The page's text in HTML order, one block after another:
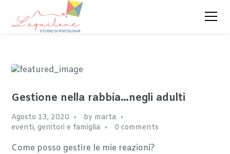
Gestione nella rabbia…negli adulti
Agosto 13, 2020 by marta
eventi,genitori e famiglia 0 comments
Come posso gestire le mie reazioni?